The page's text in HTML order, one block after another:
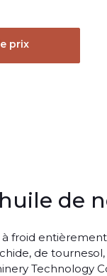
prix
de
à froid
de
Technology